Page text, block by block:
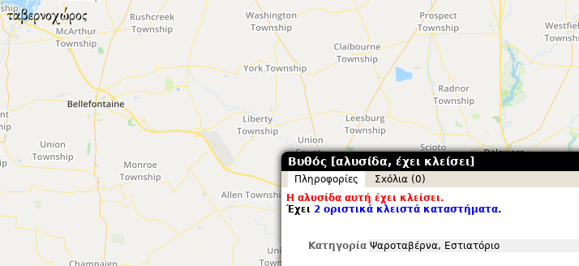
Βυθός [αλυσίδα, έχει κλείσει]
Πληροφορίες
Σxόλια (0)
Η αλυσίδα αυτή έχει κλείσει.
Έχει 2 οριστικά κλειστά καταστήματα.
Κατηγορία Ψαροταβέρνα, Εστιατόριο